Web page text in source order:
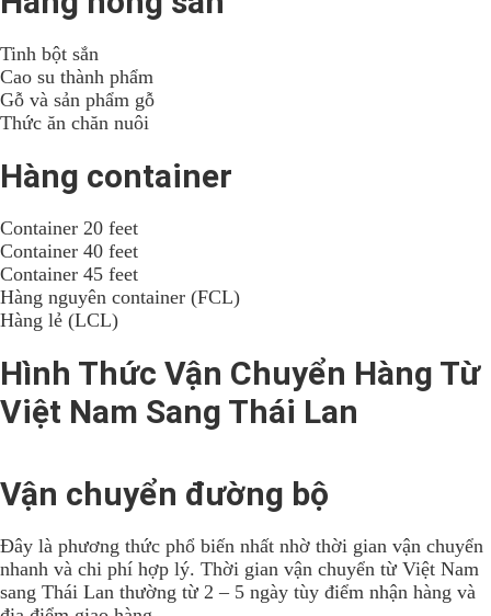
Tinh bột sắn
Cao su thành phẩm
Gỗ và sản phẩm gỗ
Thức ăn chăn nuôi
Hàng container
Container 20 feet
Container 40 feet
Container 45 feet
Hàng nguyên container (FCL)
Hàng lẻ (LCL)
Hình Thức Vận Chuyển Hàng Từ
Việt Nam Sang Thái Lan
Vận chuyển đường bộ
Đây là phương thức phổ biến nhất nhờ thời gian vận chuyển
nhanh và chi phí hợp lý. Thời gian vận chuyển từ Việt Nam
sang Thái Lan thường từ 2 – 5 ngày tùy điểm nhận hàng và